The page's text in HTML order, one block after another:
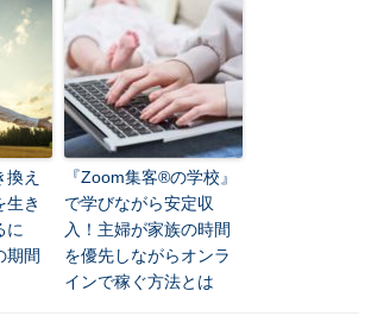
換え
生き
に
期間
『Zoom集客®の学校』
で学びながら安定収
入！主婦が家族の時間
を優先しながらオンラ
インで稼ぐ方法とは